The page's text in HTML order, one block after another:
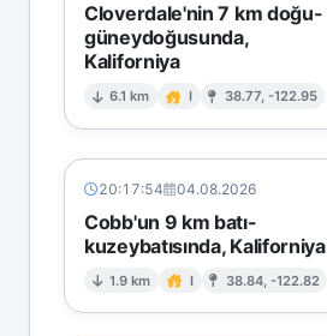
Cloverdale'nin 7 km doğu-
güneydoğusunda,
Kaliforniya
6.1 km I 38.77, -122.95
20:17:54 04.08.2026
Cobb'un 9 km batı-
kuzeybatısında, Kaliforniya
1.9 km I 38.84, -122.82